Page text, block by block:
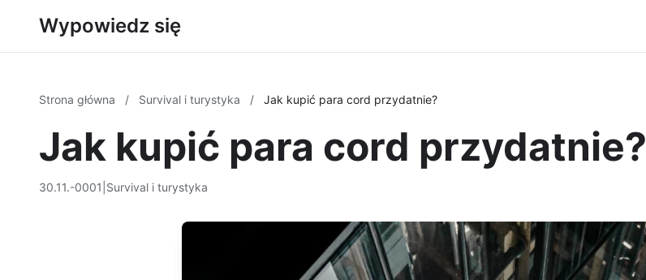
Wypowiedz się
Strona główna / Survival i turystyka / Jak kupić para cord przydatnie?
Jak kupić para cord przydatnie?
30.11.-0001 Survival i turystyka